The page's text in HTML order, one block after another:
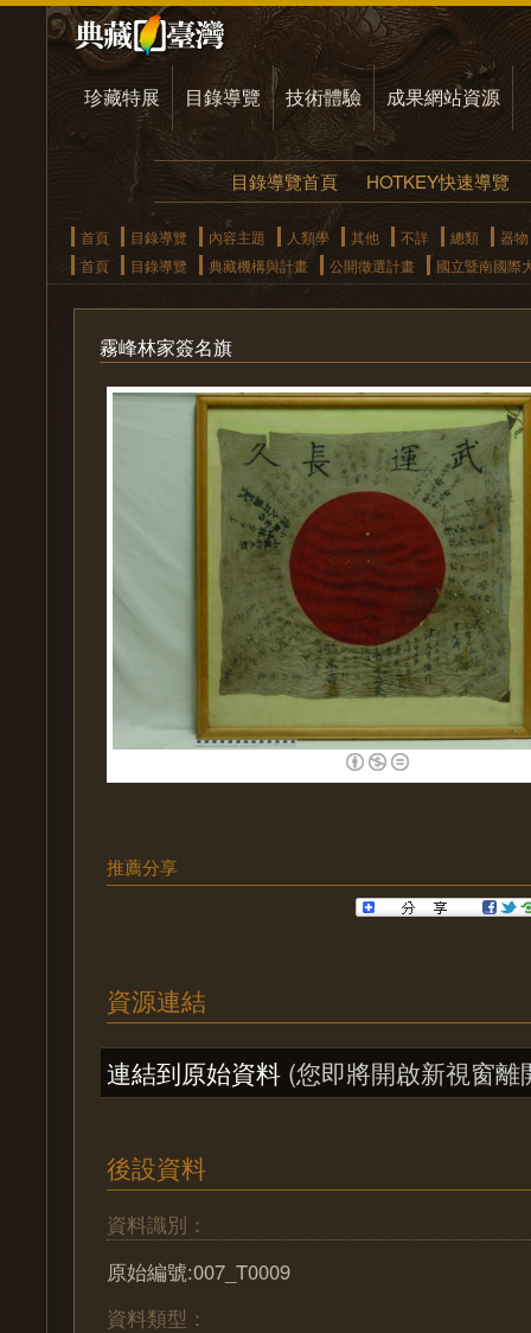
珍藏特展 目錄導覽 技術體驗 成果網站資源
目錄導覽首頁 HOTKEY快速導覽
首頁 目錄導覽 內容主題 人類學 其他 不詳 總類
器物
首頁
目錄導覽 典藏機構與計畫 公開徵選計畫 國立暨南國際
霧峰林家簽名旗
推薦分享
資源連結
連結到原始資料 (您即將開啟新視窗離
後設資料
資料識別：
原始編號:007_T0009
資料類型：